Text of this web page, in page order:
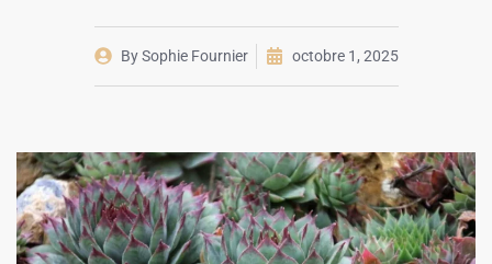
BySophie Fournier octobre 1, 2025